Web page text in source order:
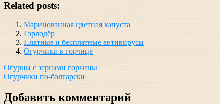
Related posts:
Маринованная цветная капуста
Горлодёр
Платные и бесплатные антивирусы
Огурчики в горчице
Навигация
по
записям
Огурцы с зернами горчицы
Огурчики по-болгарски
Добавить комментарий